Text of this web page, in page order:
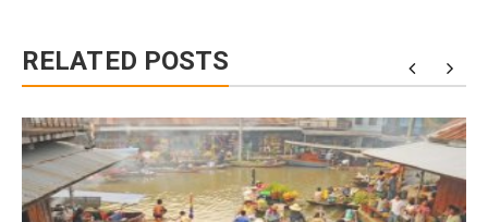
RELATED POSTS